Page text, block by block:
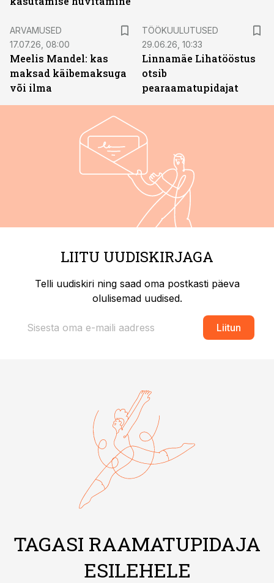
ARVAMUSED
17.07.26, 08:00
Meelis Mandel: kas
maksad käibemaksuga
või ilma
TÖÖKUULUTUSED
29.06.26, 10:33
Linnamäe Lihatööstus
otsib
pearaamatupidajat
LIITU UUDISKIRJAGA
Telli uudiskiri ning saad oma postkasti päeva
olulisemad uudised.
Liitun
TAGASI RAAMATUPIDAJA
ESILEHELE